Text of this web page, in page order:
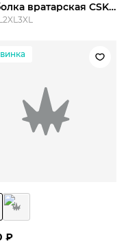
Футболка вратарская CSKA GK Jersey S/S 26/27
2XL3XL
₽